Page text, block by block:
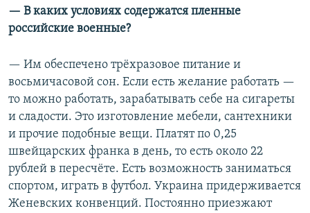
— В каких условиях содержатся пленные
российские военные?
— Им обеспечено трёхразовое питание и
восьмичасовой сон. Если есть желание работать —
то можно работать, зарабатывать себе на сигареты
и сладости. Это изготовление мебели, сантехники
и прочие подобные вещи. Платят по 0,25
швейцарских франка в день, то есть около 22
рублей в пересчёте. Есть возможность заниматься
спортом, играть в футбол. Украина придерживается
Женевских конвенций. Постоянно приезжают